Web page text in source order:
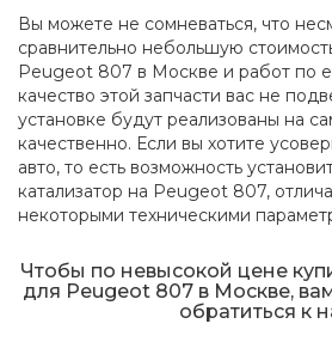
Вы можете не сомневаться, что
сравнительно небольшую
Peugeot 807 в Москве и работ по
качество этой запчасти вас не
установке будут реализованы на
качественно. Если вы хотите
авто, то есть возможность
катализатор на Peugeot 807,
некоторыми техническими
Чтобы по невысокой цене
для Peugeot 807 в Москве,
обратиться к